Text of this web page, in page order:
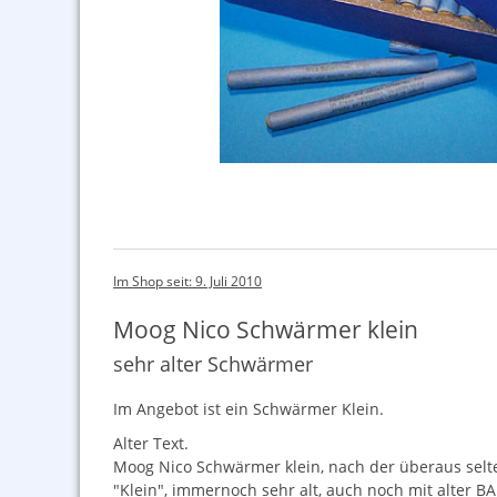
Im Shop seit: 9. Juli 2010
Moog Nico Schwärmer klein
sehr alter Schwärmer
Im Angebot ist ein Schwärmer Klein.
Alter Text.
Moog Nico Schwärmer klein, nach der überaus
"Klein", immernoch sehr alt, auch noch mit alter